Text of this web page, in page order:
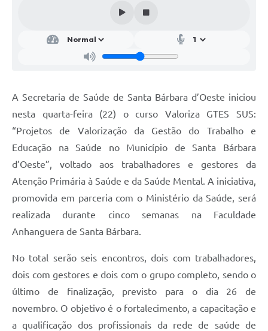
Contato
Plano Municipal de Segurança Pública
Plano de Contratações Anuais
A Secretaria de Saúde de Santa Bárbara d’Oeste iniciou
nesta quarta-feira (22) o curso Valoriza GTES SUS:
“Projetos de Valorização da Gestão do Trabalho e
Educação na Saúde no Município de Santa Bárbara
d’Oeste”, voltado aos trabalhadores e gestores da
Atenção Primária à Saúde e da Saúde Mental. A iniciativa,
promovida em parceria com o Ministério da Saúde, será
realizada durante cinco semanas na Faculdade
Anhanguera de Santa Bárbara.
No total serão seis encontros, dois com trabalhadores,
dois com gestores e dois com o grupo completo, sendo o
último de finalização, previsto para o dia 26 de
novembro. O objetivo é o fortalecimento, a capacitação e
a qualificação dos profissionais da rede de saúde de